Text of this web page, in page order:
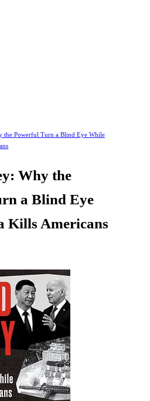
the Powerful Turn a Blind Eye While
Why the
a Blind Eye
Kills Americans